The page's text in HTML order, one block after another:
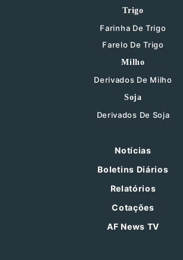
Trigo
Farinha De Trigo
Farelo De Trigo
Milho
Derivados De Milho
Soja
Derivados De Soja
Notícias
Boletins Diários
Relatórios
Cotações
AF News TV